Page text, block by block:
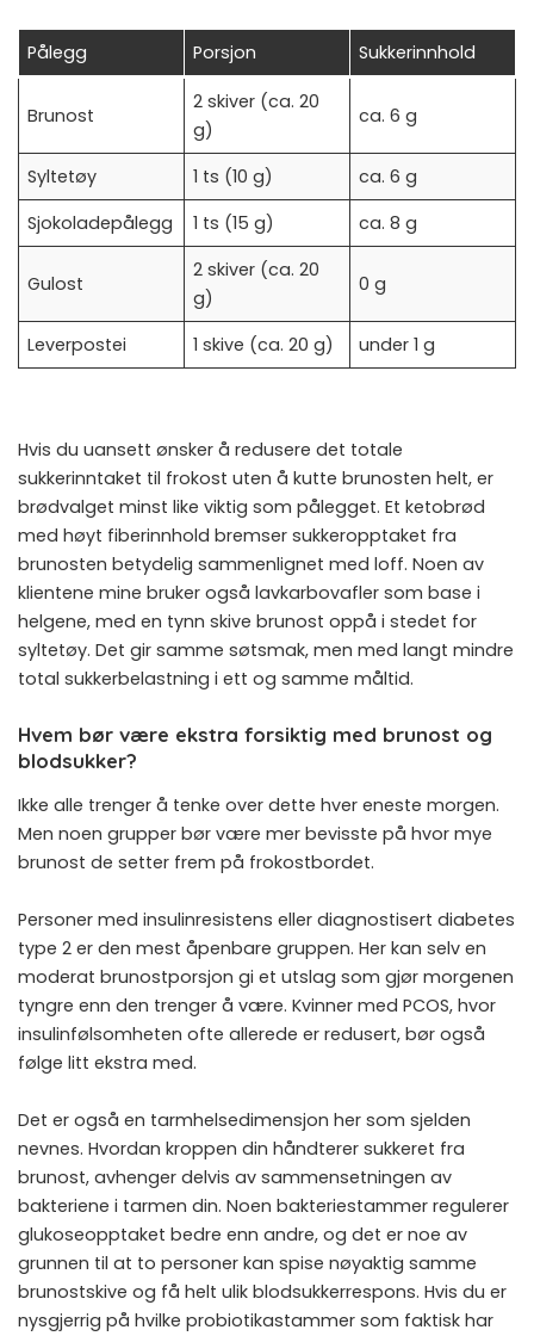
Pålegg Porsjon Sukkerinnhold
Brunost
2 skiver (ca. 20
g)
ca. 6 g
Syltetøy 1 ts (10 g)
ca. 6 g
Sjokoladepålegg
1 ts (15 g) ca. 8 g
Gulost
2 skiver (ca. 20
g)
0 g
Leverpostei 1 skive (ca. 20 g) under 1 g
Hvis du uansett ønsker å redusere det totale
sukkerinntaket til frokost uten å kutte brunosten helt, er
brødvalget minst like viktig som pålegget. Et ketobrød
med høyt fiberinnhold bremser sukkeropptaket fra
brunosten betydelig sammenlignet med loff. Noen av
klientene mine bruker også lavkarbovafler som base i
helgene, med en tynn skive brunost oppå i stedet for
syltetøy. Det gir samme søtsmak, men med langt mindre
total sukkerbelastning i ett og samme måltid.
Hvem bør være ekstra forsiktig med brunost og
blodsukker?
Ikke alle trenger å tenke over dette hver eneste morgen.
Men noen grupper bør være mer bevisste på hvor mye
brunost de setter frem på frokostbordet.
Personer med insulinresistens eller diagnostisert diabetes
type 2 er den mest åpenbare gruppen. Her kan selv en
moderat brunostporsjon gi et utslag som gjør morgenen
tyngre enn den trenger å være. Kvinner med PCOS, hvor
insulinfølsomheten ofte allerede er redusert, bør også
følge litt ekstra med.
Det er også en tarmhelsedimensjon her som sjelden
nevnes. Hvordan kroppen din håndterer sukkeret fra
brunost, avhenger delvis av sammensetningen av
bakteriene i tarmen din. Noen bakteriestammer regulerer
glukoseopptaket bedre enn andre, og det er noe av
grunnen til at to personer kan spise nøyaktig samme
brunostskive og få helt ulik blodsukkerrespons. Hvis du er
nysgjerrig på hvilke probiotikastammer som faktisk har